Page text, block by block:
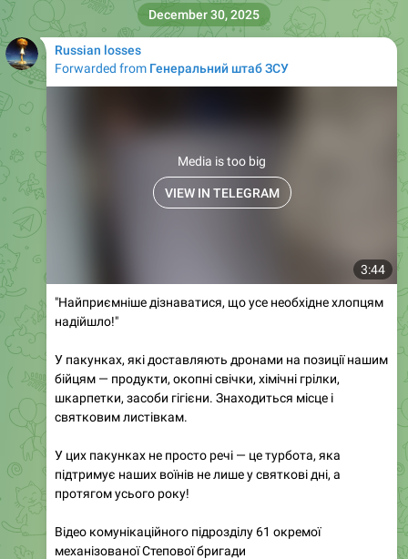
Russian losses
Forwarded from Генеральний штаб ЗСУ
3:44
Media is too big
VIEW IN TELEGRAM
"Найприємніше дізнаватися, що усе необхідне хлопцям
надійшло!"
У пакунках, які доставляють дронами на позиції нашим
бійцям — продукти, окопні свічки, хімічні грілки,
шкарпетки, засоби гігієни. Знаходиться місце і
святковим листівкам.
У цих пакунках не просто речі — це турбота, яка
підтримує наших воїнів не лише у святкові дні, а
протягом усього року!
Відео комунікаційного підрозділу 61 окремої
механізованої Степової бригади
December 30, 2025